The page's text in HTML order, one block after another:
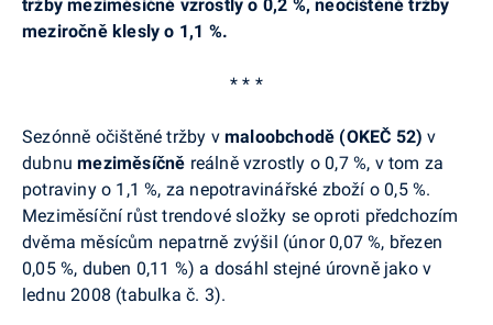
tržby meziměsíčně vzrostly o 0,2 %, neočištěné tržby
meziročně klesly o 1,1 %.
* * *
Sezónně očištěné tržby vmaloobchodě (OKEČ 52)v
dubnumeziměsíčně reálně vzrostly o 0,7 %, v tom za
potraviny o 1,1 %, za nepotravinářské zboží o 0,5 %.
Meziměsíční růst trendové složky se oproti předchozím
dvěma měsícům nepatrně zvýšil (únor 0,07 %, březen
0,05 %, duben 0,11 %) a dosáhl stejné úrovně jako v
lednu 2008 (tabulka č. 3).